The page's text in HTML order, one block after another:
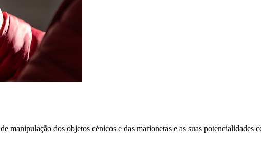
manipulação dos objetos cénicos e das marionetas e as suas potencialidades